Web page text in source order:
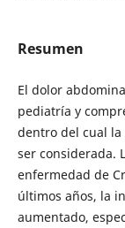
Resumen
El dolor
pediatría y
dentro del cual
ser considerada.
enfermedad de
últimos años, la
aumentado,